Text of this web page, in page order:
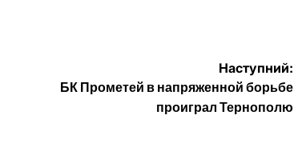
Наступний:
БК Прометей в напряженной борьбе
проиграл Тернополю